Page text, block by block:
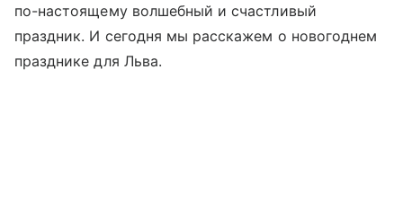
по-настоящему волшебный и счастливый
праздник. И сегодня мы расскажем о новогоднем
празднике для Льва.